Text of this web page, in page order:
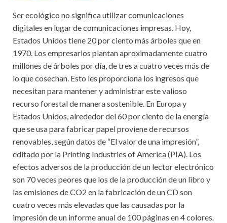
e
b
o
o
k
itt
er
ai
l
at
s
A
p
p
ke
dI
n
Ser ecológico no significa utilizar comunicaciones
digitales en lugar de comunicaciones impresas. Hoy,
Estados Unidos tiene 20 por ciento más árboles que en
1970. Los empresarios plantan aproximadamente cuatro
millones de árboles por día, de tres a cuatro veces más de
lo que cosechan. Esto les proporciona los ingresos que
necesitan para mantener y administrar este valioso
recurso forestal de manera sostenible. En Europa y
Estados Unidos, alrededor del 60 por ciento de la energía
que se usa para fabricar papel proviene de recursos
renovables, según datos de “El valor de una impresión”,
editado por la Printing Industries of America (PIA). Los
efectos adversos de la producción de un lector electrónico
son 70 veces peores que los de la producción de un libro y
las emisiones de CO2 en la fabricación de un CD son
cuatro veces más elevadas que las causadas por la
impresión de un informe anual de 100 páginas en 4 colores.